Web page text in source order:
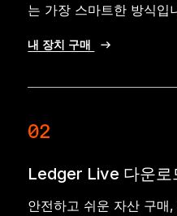
는 가장 스마트한 방식입
내 장치 구매
02
Ledger Live 다운로
안전하고 쉬운 자산 구매